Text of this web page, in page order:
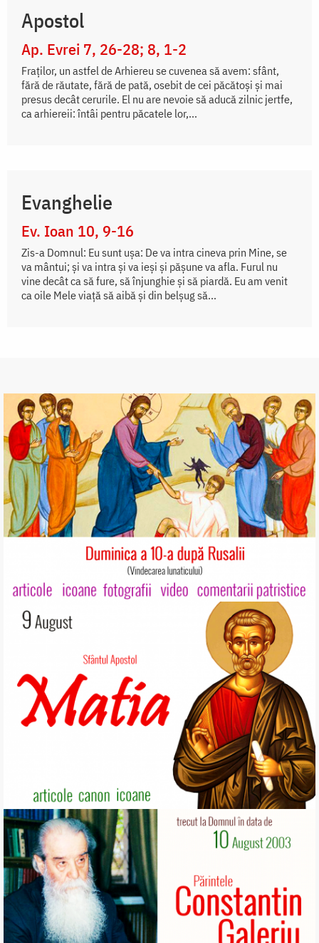
Apostol
Ap. Evrei 7, 26-28; 8, 1-2
Fraţilor, un astfel de Arhiereu se cuvenea să avem: sfânt,
fără de răutate, fără de pată, osebit de cei păcătoşi şi mai
presus decât cerurile. El nu are nevoie să aducă zilnic jertfe,
ca arhiereii: întâi pentru păcatele lor,...
Evanghelie
Ev. Ioan 10, 9-16
Zis-a Domnul: Eu sunt uşa: De va intra cineva prin Mine, se
va mântui; şi va intra şi va ieşi şi păşune va afla. Furul nu
vine decât ca să fure, să înjunghie şi să piardă. Eu am venit
ca oile Mele viaţă să aibă şi din belşug să...